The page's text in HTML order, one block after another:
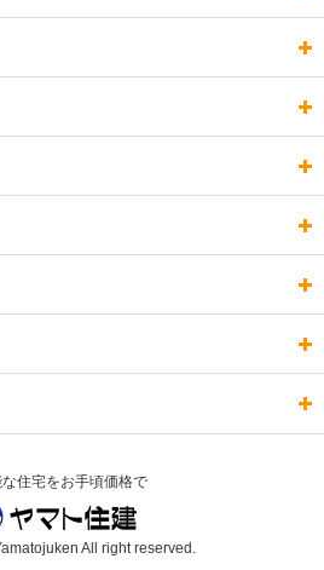
住宅をお手頃価格で
All right reserved.